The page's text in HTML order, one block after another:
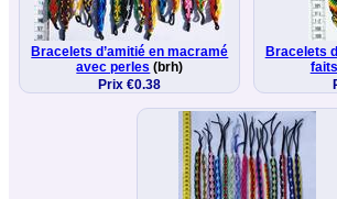
Bracelets d’amitié en macramé
avec perles (brh)
Prix €0.38
Bracelets